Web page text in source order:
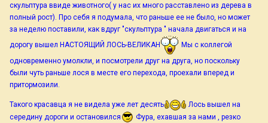
скульптура ввиде животного( у нас их много расставлено из дерева в
полный рост). Про себя я подумала, что раньше ее не было, но может
за неделю поставили, как вдруг "скульптура " начала двигаться и на
дорогу вышел НАСТОЯЩИЙ ЛОСЬ-ВЕЛИКАН
Мы с коллегой
одновременно умолкли, и посмотрели друг на друга, но поскольку
были чуть раньше лося в месте его перехода, проехали вперед и
притормозили.
Такого красавца я не видела уже лет десять
Лось вышел на
середину дороги и остановился
Фура, ехавшая за нами , резко